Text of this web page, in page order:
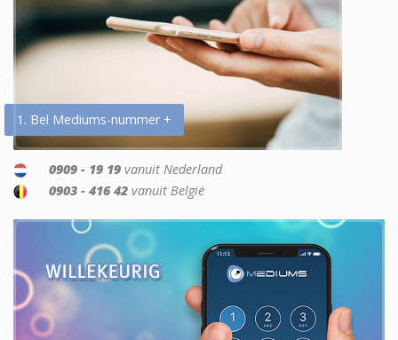
1. Bel Mediums-nummer +
0909 - 19 19 vanuit Nederland
0903 - 416 42 vanuit België